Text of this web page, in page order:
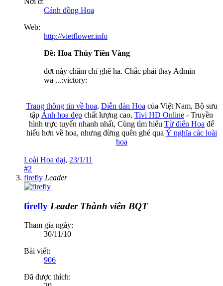
Cánh đồng Hoa
Web:
http://vietflower.info
Ðề: Hoa Thủy Tiên Vàng
đơt này chăm chỉ ghê ha. Chắc phải thay Admin
wa ...:victory:
Trang thông tin về hoa, Diễn đàn Hoa của Việt Nam, Bộ sưu
tập Ảnh hoa đẹp chất lượng cao, Tivi HD Online - Truyền
hình trực tuyến nhanh nhất, Cùng tìm hiểu Từ điển Hoa để
hiểu hơn về hoa, nhưng đừng quên ghé qua Ý nghĩa các loài
hoa
Loài Hoa dại, 23/1/11
#2
firefly Leader
firefly Leader Thành viên BQT
Tham gia ngày:
30/11/10
Bài viết:
906
Đã được thích: